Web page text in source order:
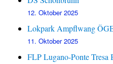
12. Oktober 2025
Lokpark Ampflwang
11. Oktober 2025
FLP Lugano-Ponte Tresa